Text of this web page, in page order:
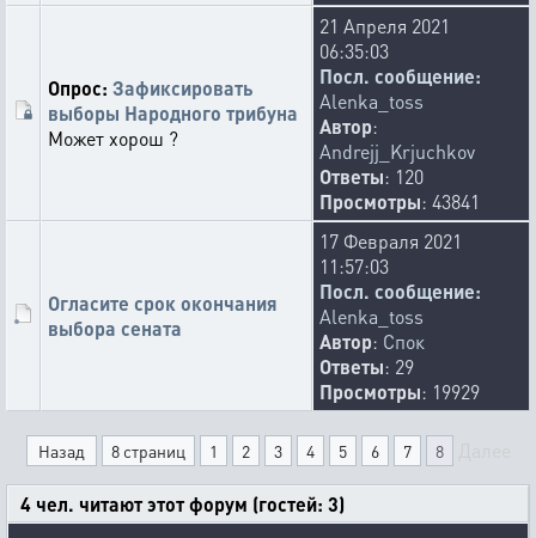
Опрос: Зафиксировать
выборы Народного трибуна
Может хорош ?
21 Апреля 2021
06:35:03
Посл. сообщение:
Alenka_toss
Автор:
Andrejj_Krjuchkov
Ответы: 120
Просмотры: 43841
Огласите срок окончания
выбора сената
17 Февраля 2021
11:57:03
Посл. сообщение:
Alenka_toss
Автор: Спок
Ответы: 29
Просмотры: 19929
Назад 8 страниц 1 2 3 4 5 6 7 8
4 чел. читают этот форум (гостей: 3)